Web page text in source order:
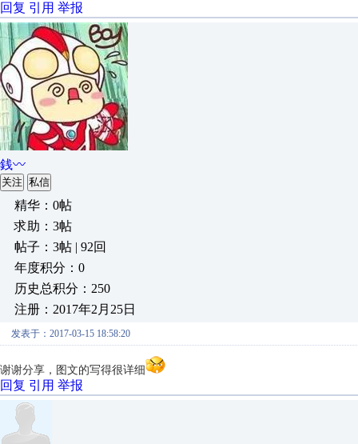
回复 引用 举报
銭〰
关注 私信
精华：0帖
求助：3帖
帖子：3帖 | 92回
年度积分：0
历史总积分：250
注册：2017年2月25日
发表于：2017-03-15 18:58:20
谢谢分享，图文的写得很详细
回复 引用 举报